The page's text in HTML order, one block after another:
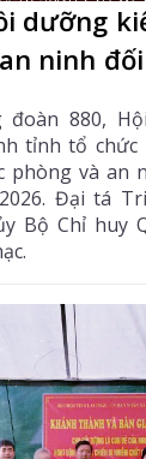
dưỡng
ninh
880,
tỉnh tổ chức
phòng và an
Đại tá
Bộ Chỉ huy